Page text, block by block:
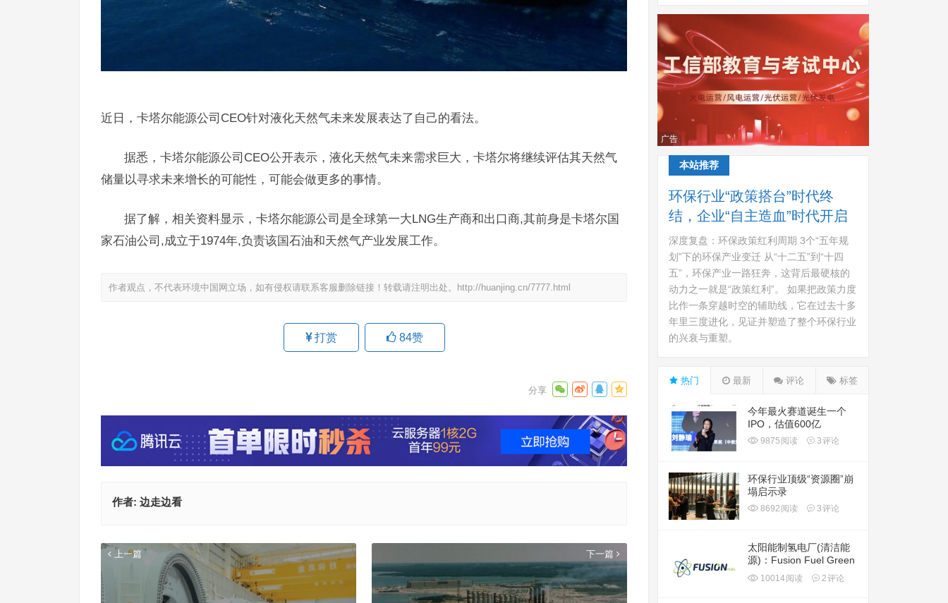
近日，卡塔尔能源公司CEO针对液化天然气未来发展表达了自己的看法。
据悉，卡塔尔能源公司CEO公开表示，液化天然气未来需求巨大，卡塔尔将继续评估其天然气
储量以寻求未来增长的可能性，可能会做更多的事情。
据了解，相关资料显示，卡塔尔能源公司是全球第一大LNG生产商和出口商,其前身是卡塔尔国
家石油公司,成立于1974年,负责该国石油和天然气产业发展工作。
作者观点，不代表环境中国网立场，如有侵权请联系客服删除链接！转载请注明出处。 http://huanjing.cn/7777.html
打赏 84赞
作者: 边走边看
上一篇 下一篇
广告
本站推荐
环保行业“政策搭台”时代终
结，企业“自主造血”时代开启
深度复盘：环保政策红利周期 3个“五年规
划”下的环保产业变迁 从“十二五”到“十四
五”，环保产业一路狂奔，这背后最硬核的
动力之一就是“政策红利”。 如果把政策力度
比作一条穿越时空的辅助线，它在过去十多
年里三度进化，见证并塑造了整个环保行业
的兴衰与重塑。
热门 最新 评论 标签
今年最火赛道诞生一个
IPO，估值600亿
9875 阅读 3评论
环保行业顶级“资源圈”崩
塌启示录
8692 阅读 3评论
太阳能制氢电厂(清洁能
源)：Fusion Fuel Green
plc(HTOO)
10014 阅读 2评论